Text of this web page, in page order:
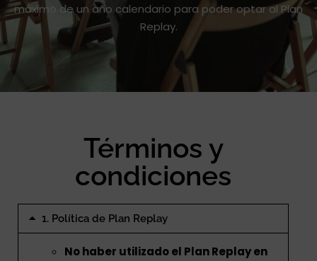
máximo de un año calendario para poder optar al Plan
Replay.
Términos y
condiciones
1. Política de Plan Replay
No haber utilizado el Plan Replay en